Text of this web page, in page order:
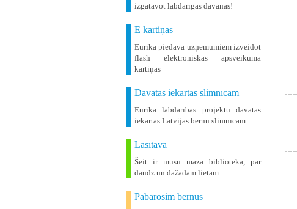
izgatavot labdarīgas dāvanas!
E kartiņas
Eurika piedāvā uzņēmumiem izveidot
flash elektroniskās apsveikuma
kartiņas
Dāvātās iekārtas slimnīcām
Eurika labdarības projektu dāvātās
iekārtas Latvijas bērnu slimnīcām
Lasītava
Šeit ir mūsu mazā biblioteka, par
daudz un dažādām lietām
Pabarosim bērnus